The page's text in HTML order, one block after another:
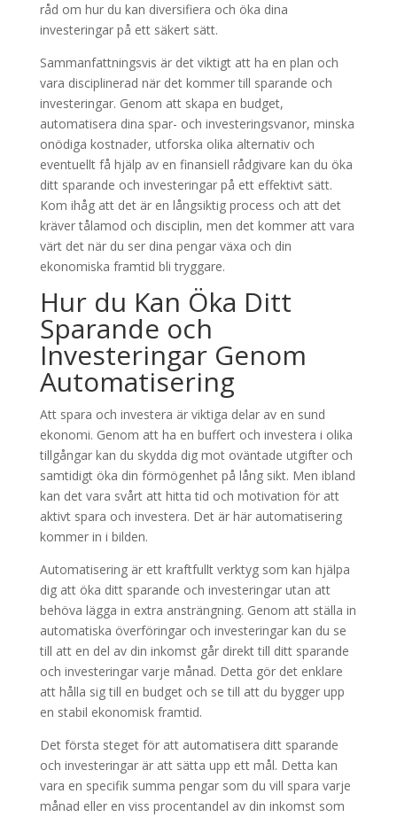
råd om hur du kan diversifiera och öka dina
investeringar på ett säkert sätt.
Sammanfattningsvis är det viktigt att ha en plan och
vara disciplinerad när det kommer till sparande och
investeringar. Genom att skapa en budget,
automatisera dina spar- och investeringsvanor, minska
onödiga kostnader, utforska olika alternativ och
eventuellt få hjälp av en finansiell rådgivare kan du öka
ditt sparande och investeringar på ett effektivt sätt.
Kom ihåg att det är en långsiktig process och att det
kräver tålamod och disciplin, men det kommer att vara
värt det när du ser dina pengar växa och din
ekonomiska framtid bli tryggare.
Hur du Kan Öka Ditt
Sparande och
Investeringar Genom
Automatisering
Att spara och investera är viktiga delar av en sund
ekonomi. Genom att ha en buffert och investera i olika
tillgångar kan du skydda dig mot oväntade utgifter och
samtidigt öka din förmögenhet på lång sikt. Men ibland
kan det vara svårt att hitta tid och motivation för att
aktivt spara och investera. Det är här automatisering
kommer in i bilden.
Automatisering är ett kraftfullt verktyg som kan hjälpa
dig att öka ditt sparande och investeringar utan att
behöva lägga in extra ansträngning. Genom att ställa in
automatiska överföringar och investeringar kan du se
till att en del av din inkomst går direkt till ditt sparande
och investeringar varje månad. Detta gör det enklare
att hålla sig till en budget och se till att du bygger upp
en stabil ekonomisk framtid.
Det första steget för att automatisera ditt sparande
och investeringar är att sätta upp ett mål. Detta kan
vara en specifik summa pengar som du vill spara varje
månad eller en viss procentandel av din inkomst som